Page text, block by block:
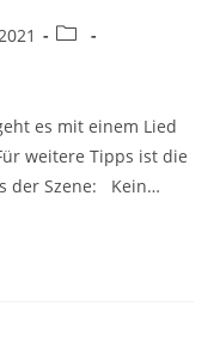
Beitrags-
es mit einem Lied
weitere Tipps ist die
der Szene: Kein…